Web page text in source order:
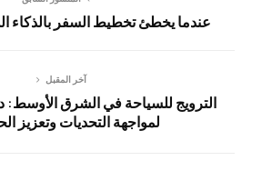
عندما يخطئ تخطيط السفر بالذكاء
آخر المقبل
الترويج للسياحة في الشرق الأوسط:
لمواجهة التحديات وتعزيز